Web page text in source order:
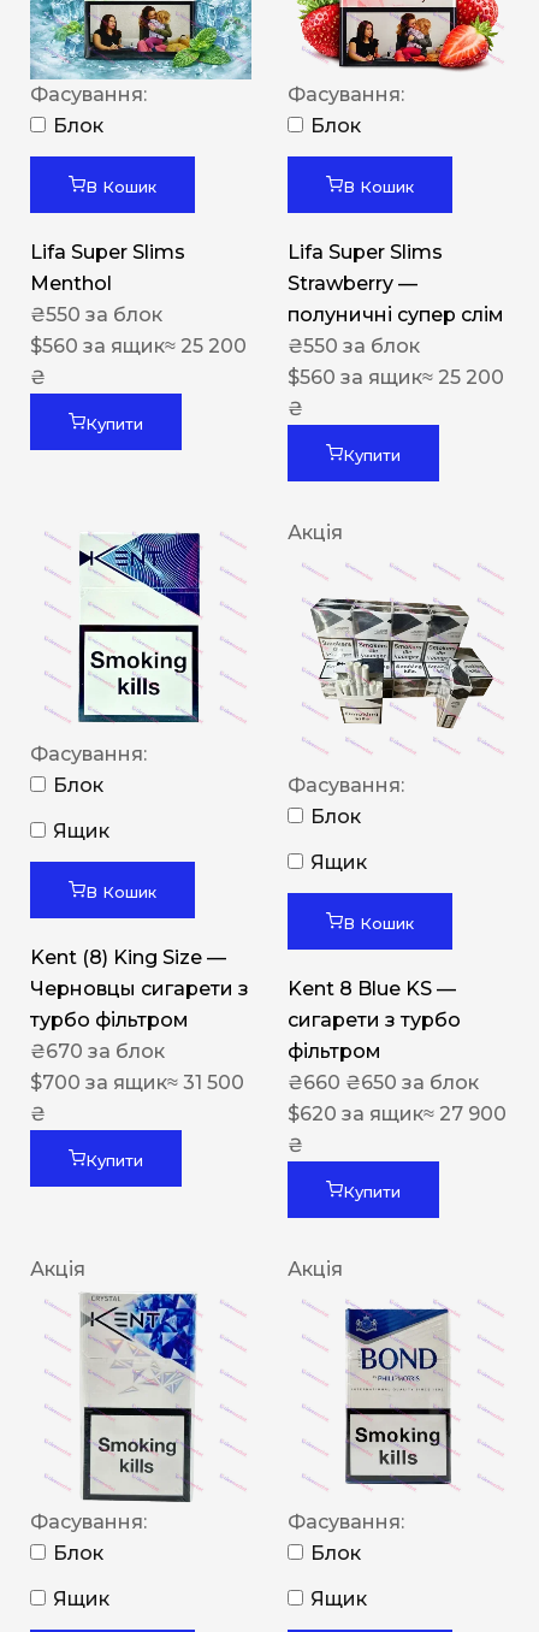
Фасування:
Блок
В Кошик
Lifa Super Slims
Menthol
₴550 за блок
$560 за ящик≈ 25 200
₴
Купити
Фасування:
Блок
В Кошик
Lifa Super Slims
Strawberry —
полуничні супер слім
₴550 за блок
$560 за ящик≈ 25 200
₴
Купити
Фасування:
Блок
Ящик
В Кошик
Kent (8) King Size —
Черновцы сигарети з
турбо фільтром
₴670 за блок
$700 за ящик≈ 31 500
₴
Купити
Акція
Фасування:
Блок
Ящик
В Кошик
Kent 8 Blue KS —
сигарети з турбо
фільтром
₴660 ₴650 за блок
$620 за ящик≈ 27 900
₴
Купити
Акція
Фасування:
Блок
Ящик
Акція
Фасування:
Блок
Ящик